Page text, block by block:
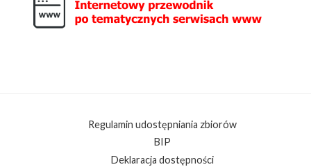
Regulamin udostępniania zbiorów
BIP
Deklaracja dostępności